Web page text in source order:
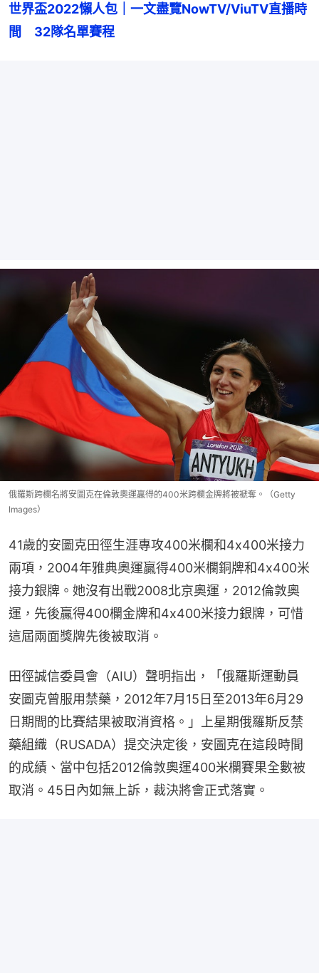
世界盃2022懶人包｜一文盡覽NowTV/ViuTV直播時
間　32隊名單賽程
俄羅斯跨欄名將安圖克在倫敦奧運贏得的400米跨欄金牌將被褫奪。（Getty
Images）
41歲的安圖克田徑生涯專攻400米欄和4x400米接力
兩項，2004年雅典奧運贏得400米欄銅牌和4x400米
接力銀牌。她沒有出戰2008北京奧運，2012倫敦奧
運，先後贏得400欄金牌和4x400米接力銀牌，可惜
這屆兩面獎牌先後被取消。
田徑誠信委員會（AIU）聲明指出，「俄羅斯運動員
安圖克曾服用禁藥，2012年7月15日至2013年6月29
日期間的比賽結果被取消資格。」上星期俄羅斯反禁
藥組織（RUSADA）提交決定後，安圖克在這段時間
的成績、當中包括2012倫敦奧運400米欄賽果全數被
取消。45日內如無上訴，裁決將會正式落實。